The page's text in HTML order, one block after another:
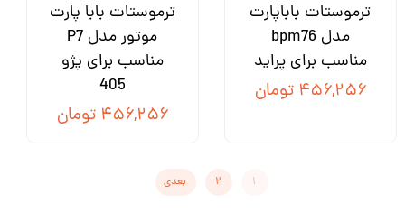
ترموستات باباپارت
مدل bpm76
مناسب برای پراید
۴۵۶,۲۵۶ تومان
ترموستات بابا پارت
موتور مدل P7
مناسب برای پژو
405
۴۵۶,۲۵۶ تومان
۱ ۲ بعدی